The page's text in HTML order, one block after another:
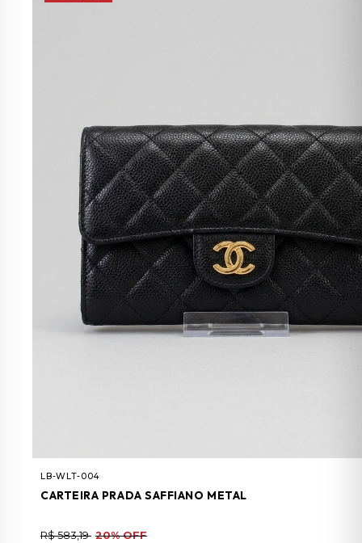
LB-WLT-004
CARTEIRA PRADA SAFFIANO METAL
R$ 583,19 20% OFF